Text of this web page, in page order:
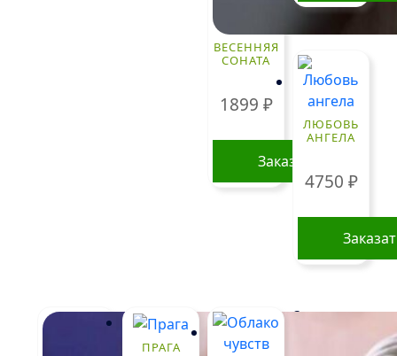
ВЕСЕННЯЯ
СОНАТА
1899 ₽
Заказать
ЛЮБОВЬ
АНГЕЛА
4750 ₽
ПРАГА
Стоимость